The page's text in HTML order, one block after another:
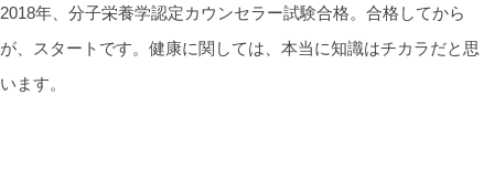
2018年、分子栄養学認定カウンセラー試験合格。合格してから
が、スタートです。健康に関しては、本当に知識はチカラだと思
います。